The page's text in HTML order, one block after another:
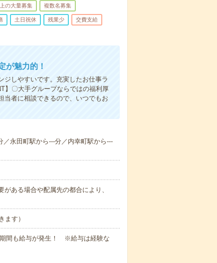
の大量募集 複数名募集
土日祝休 残業少 交費支給
が魅力的！
ジしやすいです。充実したお仕事ラ
】〇大手グループならではの福利厚
当者に相談できるので、いつでもお
永田町駅から---分／内幸町駅から---
ある場合や配属先の都合により、
す）
間も給与が発生！ ※給与は経験な